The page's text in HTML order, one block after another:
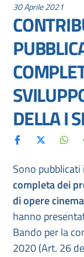
30 Aprile 2021
DELLA I
Sono
completa dei
di opere
hanno
Bando per la
2020 (Art. 26